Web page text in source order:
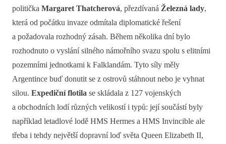
politička Margaret Thatcherová, přezdívaná Železná lady,
která od počátku invaze odmítala diplomatické řešení
a požadovala rozhodný zásah. Během několika dní bylo
rozhodnuto o vyslání silného námořního svazu spolu s elitními
pozemními jednotkami k Falklandám. Tyto síly měly
Argentince buď donutit se z ostrovů stáhnout nebo je vyhnat
silou. Expediční flotila se skládala z 127 vojenských
a obchodních lodí různých velikostí i typů: její součástí byly
například letadlové lodě HMS Hermes a HMS Invincible ale
třeba i tehdy největší dopravní loď světa Queen Elizabeth II,